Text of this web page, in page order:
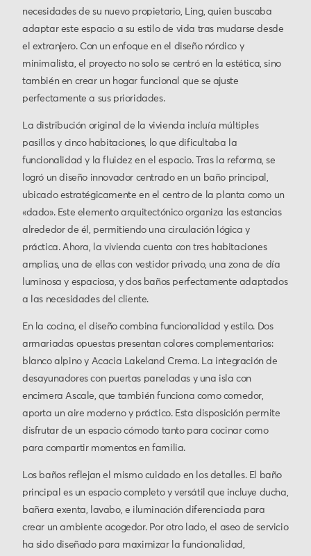
necesidades de su nuevo propietario, Ling, quien buscaba
adaptar este espacio a su estilo de vida tras mudarse desde
el extranjero. Con un enfoque en el diseño nórdico y
minimalista, el proyecto no solo se centró en la estética, sino
también en crear un hogar funcional que se ajuste
perfectamente a sus prioridades.
La distribución original de la vivienda incluía múltiples
pasillos y cinco habitaciones, lo que dificultaba la
funcionalidad y la fluidez en el espacio. Tras la reforma, se
logró un diseño innovador centrado en un baño principal,
ubicado estratégicamente en el centro de la planta como un
«dado». Este elemento arquitectónico organiza las estancias
alrededor de él, permitiendo una circulación lógica y
práctica. Ahora, la vivienda cuenta con tres habitaciones
amplias, una de ellas con vestidor privado, una zona de día
luminosa y espaciosa, y dos baños perfectamente adaptados
a las necesidades del cliente.
En la cocina, el diseño combina funcionalidad y estilo. Dos
armariadas opuestas presentan colores complementarios:
blanco alpino y Acacia Lakeland Crema. La integración de
desayunadores con puertas paneladas y una isla con
encimera Ascale, que también funciona como comedor,
aporta un aire moderno y práctico. Esta disposición permite
disfrutar de un espacio cómodo tanto para cocinar como
para compartir momentos en familia.
Los baños reflejan el mismo cuidado en los detalles. El baño
principal es un espacio completo y versátil que incluye ducha,
bañera exenta, lavabo, e iluminación diferenciada para
crear un ambiente acogedor. Por otro lado, el aseo de servicio
ha sido diseñado para maximizar la funcionalidad,